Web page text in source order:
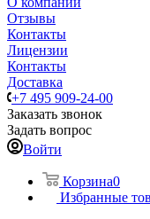
Отзывы
Контакты
Лицензии
Контакты
Доставка
+7 495 909-24-00
Заказать звонок
Задать вопрос
Войти
Корзина0
Избранные